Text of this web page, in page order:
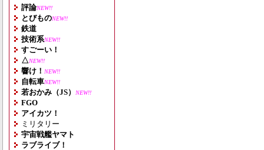
評論NEW!!
とびものNEW!!
鉄道
技術系NEW!!
すごーい！
△NEW!!
響け！ NEW!!
自転車NEW!!
若おかみ（JS） NEW!!
FGO
アイカツ！
ミリタリー
宇宙戦艦ヤマト
ラブライブ！